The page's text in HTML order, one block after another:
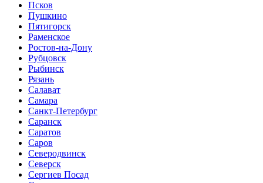
Псков
Пушкино
Пятигорск
Раменское
Ростов-на-Дону
Рубцовск
Рыбинск
Рязань
Салават
Самара
Санкт-Петербург
Саранск
Саратов
Саров
Северодвинск
Северск
Сергиев Посад